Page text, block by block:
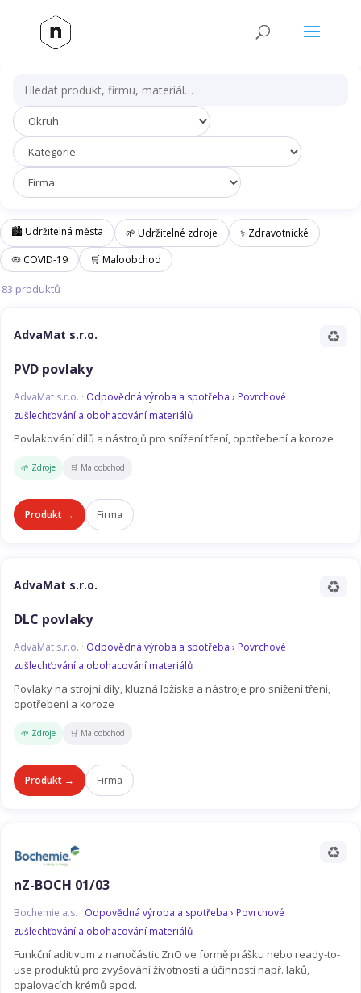
🏙️ Udržitelná města 🌱 Udržitelné zdroje
⚕️ Zdravotnické
🦠 COVID-19
🛒 Maloobchod
83 produktů
AdvaMat s.r.o. ♻️
PVD povlaky
AdvaMat s.r.o. · Odpovědná výroba a spotřeba › Povrchové
zušlechťování a obohacování materiálů
Povlakování dílů a nástrojů pro snížení tření, opotřebení a koroze
🌱 Zdroje 🛒 Maloobchod
Produkt → Firma
AdvaMat s.r.o. ♻️
DLC povlaky
AdvaMat s.r.o. · Odpovědná výroba a spotřeba › Povrchové
zušlechťování a obohacování materiálů
Povlaky na strojní díly, kluzná ložiska a nástroje pro snížení tření,
opotřebení a koroze
🌱 Zdroje 🛒 Maloobchod
Produkt → Firma
♻️
nZ-BOCH 01/03
Bochemie a.s. · Odpovědná výroba a spotřeba › Povrchové
zušlechťování a obohacování materiálů
Funkční aditivum z nanočástic ZnO ve formě prášku nebo ready-to-
use produktů pro zvyšování životnosti a účinnosti např. laků,
opalovacích krémů apod.